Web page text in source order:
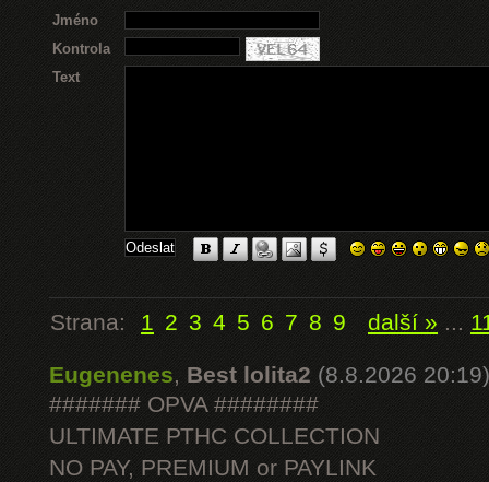
Jméno
Kontrola
Text
Strana: 1 2 3 4 5 6 7 8 9 další » ...
Eugenenes, Best lolita2 (8.8.2026 20:19)
####### OPVA ########
ULTIMATE РТНС COLLECTION
NO PAY, PREMIUM or PAYLINK